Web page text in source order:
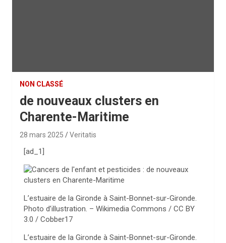
NON CLASSÉ
de nouveaux clusters en
Charente-Maritime
28 mars 2025 Veritatis
[ad_1]
L’estuaire de la Gironde à Saint-Bonnet-sur-Gironde.
Photo d’illustration. – Wikimedia Commons / CC BY
3.0 / Cobber17
L’estuaire de la Gironde à Saint-Bonnet-sur-Gironde.